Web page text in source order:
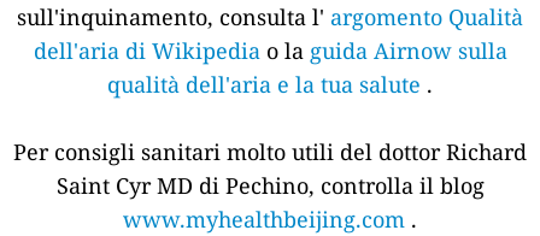
sull'inquinamento, consulta l' argomento Qualità
dell'aria di Wikipediao la guida Airnow sulla
qualità dell'aria e la tua salute .
Per consigli sanitari molto utili del dottor Richard
Saint Cyr MD di Pechino, controlla il blog
www.myhealthbeijing.com .